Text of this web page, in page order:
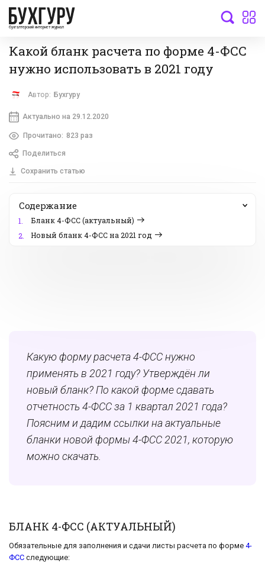
бухгалтерский интернет-журнал
Какой бланк расчета по форме 4-ФСС
нужно использовать в 2021 году
Автор: Бухгуру
Актуально на 29.12.2020
Прочитано: 823 раз
Поделиться
Сохранить статью
Содержание
1.
Бланк 4-ФСС (актуальный)
2.
Новый бланк 4-ФСС на 2021 год
Какую форму расчета 4-ФСС нужно
применять в 2021 году? Утверждён ли
новый бланк? По какой форме сдавать
отчетность 4-ФСС за 1 квартал 2021 года?
Поясним и дадим ссылки на актуальные
бланки новой формы 4-ФСС 2021, которую
можно скачать.
БЛАНК 4-ФСС (АКТУАЛЬНЫЙ)
Обязательные для заполнения и сдачи листы расчета по форме 4-
ФСС следующие: